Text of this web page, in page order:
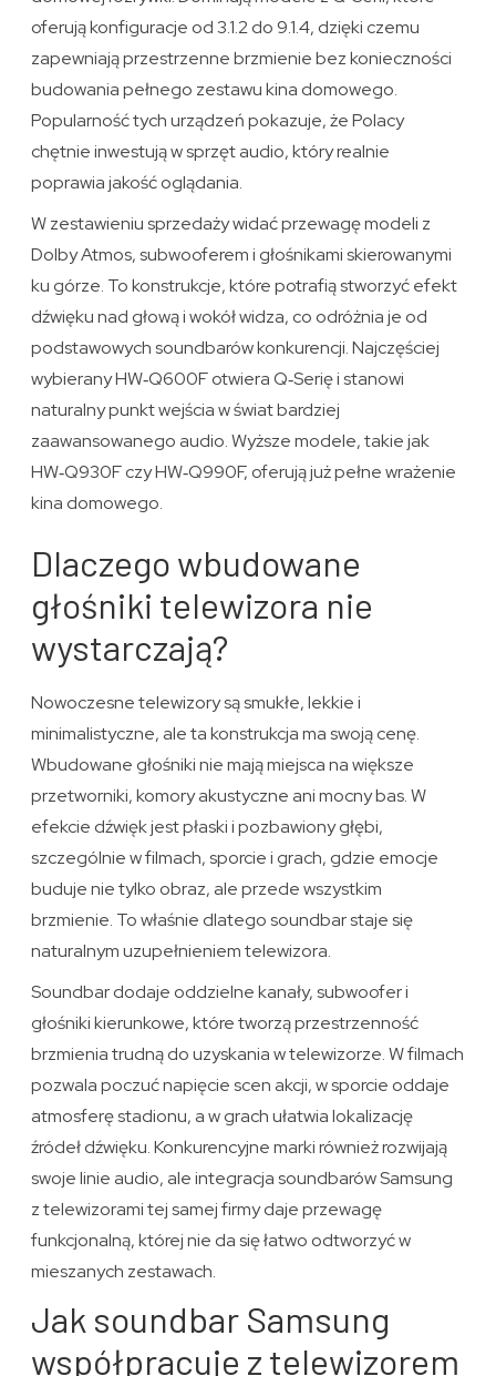
oferują konfiguracje od 3.1.2 do 9.1.4, dzięki czemu
zapewniają przestrzenne brzmienie bez konieczności
budowania pełnego zestawu kina domowego.
Popularność tych urządzeń pokazuje, że Polacy
chętnie inwestują w sprzęt audio, który realnie
poprawia jakość oglądania.
W zestawieniu sprzedaży widać przewagę modeli z
Dolby Atmos, subwooferem i głośnikami skierowanymi
ku górze. To konstrukcje, które potrafią stworzyć efekt
dźwięku nad głową i wokół widza, co odróżnia je od
podstawowych soundbarów konkurencji. Najczęściej
wybierany HW‑Q600F otwiera Q‑Serię i stanowi
naturalny punkt wejścia w świat bardziej
zaawansowanego audio. Wyższe modele, takie jak
HW‑Q930F czy HW‑Q990F, oferują już pełne wrażenie
kina domowego.
Dlaczego wbudowane
głośniki telewizora nie
wystarczają?
Nowoczesne telewizory są smukłe, lekkie i
minimalistyczne, ale ta konstrukcja ma swoją cenę.
Wbudowane głośniki nie mają miejsca na większe
przetworniki, komory akustyczne ani mocny bas. W
efekcie dźwięk jest płaski i pozbawiony głębi,
szczególnie w filmach, sporcie i grach, gdzie emocje
buduje nie tylko obraz, ale przede wszystkim
brzmienie. To właśnie dlatego soundbar staje się
naturalnym uzupełnieniem telewizora.
Soundbar dodaje oddzielne kanały, subwoofer i
głośniki kierunkowe, które tworzą przestrzenność
brzmienia trudną do uzyskania w telewizorze. W filmach
pozwala poczuć napięcie scen akcji, w sporcie oddaje
atmosferę stadionu, a w grach ułatwia lokalizację
źródeł dźwięku. Konkurencyjne marki również rozwijają
swoje linie audio, ale integracja soundbarów Samsung
z telewizorami tej samej firmy daje przewagę
funkcjonalną, której nie da się łatwo odtworzyć w
mieszanych zestawach.
Jak soundbar Samsung
współpracuje z telewizorem